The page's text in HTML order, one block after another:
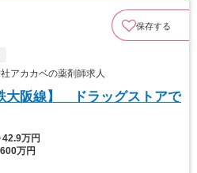
保存する
アカカベの薬剤師求人
大阪線】 ドラッグストアで
42.9万円
万円